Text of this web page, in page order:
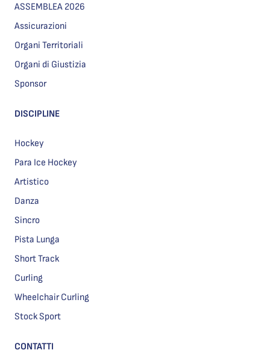
ASSEMBLEA 2026
Assicurazioni
Organi Territoriali
Organi di Giustizia
Sponsor
DISCIPLINE
Hockey
Para Ice Hockey
Artistico
Danza
Sincro
Pista Lunga
Short Track
Curling
Wheelchair Curling
Stock Sport
CONTATTI